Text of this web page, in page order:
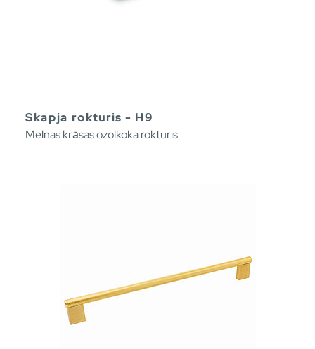
Skapja rokturis - H9
Melnas krāsas ozolkoka rokturis